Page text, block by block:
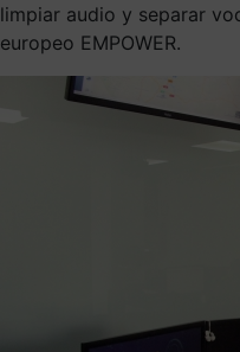
limpiar audio y separar
europeo EMPOWER.